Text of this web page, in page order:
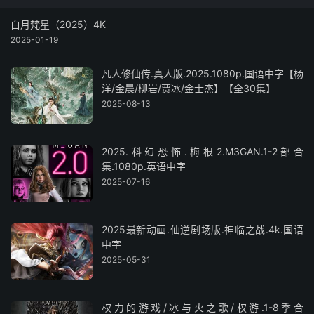
白月梵星（2025）4K
2025-01-19
凡人修仙传.真人版.2025.1080p.国语中字【杨
洋/金晨/柳岩/贾冰/金士杰】【全30集】
2025-08-13
2025.科幻恐怖.梅根2.M3GAN.1-2部合
集.1080p.英语中字
2025-07-16
2025最新动画.仙逆剧场版.神临之战.4k.国语
中字
2025-05-31
权力的游戏/冰与火之歌/权游.1-8季合